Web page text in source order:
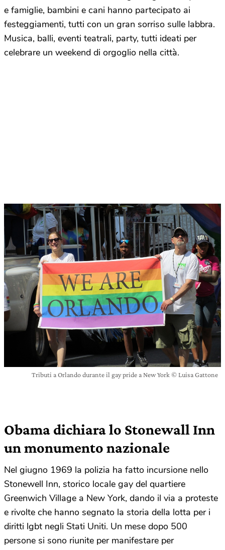
e famiglie, bambini e cani hanno partecipato ai
festeggiamenti, tutti con un gran sorriso sulle labbra.
Musica, balli, eventi teatrali, party, tutti ideati per
celebrare un weekend di orgoglio nella città.
Tributi a Orlando durante il gay pride a New York © Luisa Gattone
Obama dichiara lo Stonewall Inn
un monumento nazionale
Nel giugno 1969 la polizia ha fatto incursione nello
Stonewell Inn, storico locale gay del quartiere
Greenwich Village a New York, dando il via a proteste
e rivolte che hanno segnato la storia della lotta per i
diritti lgbt negli Stati Uniti. Un mese dopo 500
persone si sono riunite per manifestare per